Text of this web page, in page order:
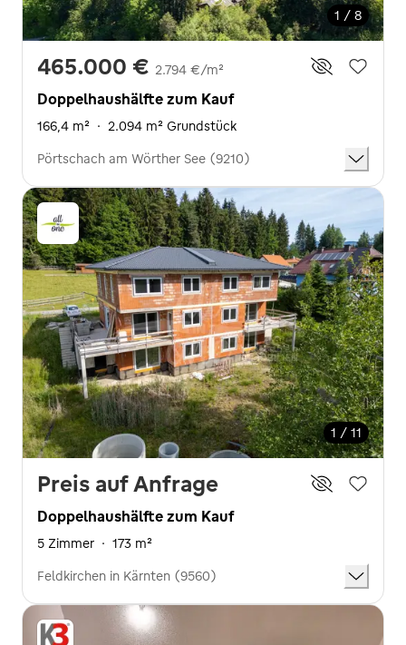
1 / 8
465.000 € 2.794 €/m²
Doppelhaushälfte zum Kauf
166,4 m² · 2.094 m² Grundstück
Pörtschach am Wörther See (9210)
1 / 11
Preis auf Anfrage
Doppelhaushälfte zum Kauf
5 Zimmer · 173 m²
Feldkirchen in Kärnten (9560)